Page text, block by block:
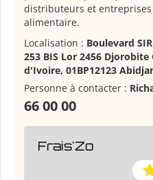
distributeurs et
alimentaire.
Localisation : Boulevard
253 BIS Lor 2456
d'Ivoire, 01BP12123
Personne à contacter :
66 00 00
Frais'Zo